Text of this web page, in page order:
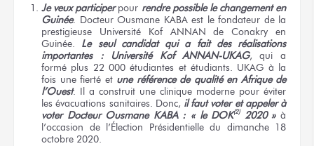
Je veux participerpour rendre possible le changement en
Guinée. Docteur Ousmane KABA est le fondateur de la
prestigieuse Université Kof ANNAN de Conakry en
Guinée. Le seul candidat qui a fait des réalisations
importantes : Université Kof ANNAN-UKAG, qui a
formé plus 22 000 étudiantes et étudiants. UKAG à la
fois une fierté et une référence de qualité en Afrique de
l’Ouest. Il a construit une clinique moderne pour éviter
les évacuations sanitaires. Donc, il faut voter et appeler à
voter Docteur Ousmane KABA : « le DOK(2)2020 »à
l’occasion de l’Élection Présidentielle du dimanche 18
octobre 2020.